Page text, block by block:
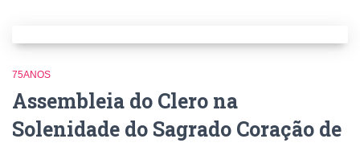
75ANOS
Assembleia do Clero na
Solenidade do Sagrado Coração de